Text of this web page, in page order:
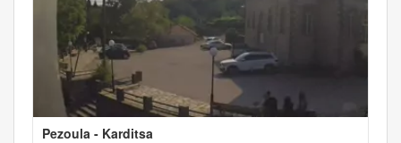
Pezoula - Karditsa